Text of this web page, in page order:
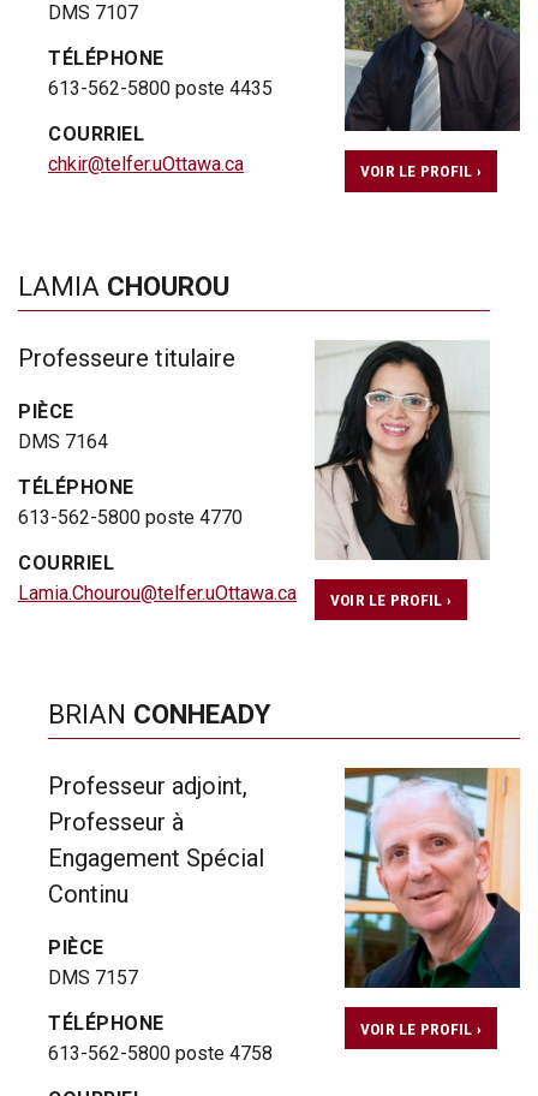
DMS 7107
TÉLÉPHONE
613-562-5800 poste 4435
COURRIEL
chkir@telfer.uOttawa.ca
VOIR LE PROFIL ›
LAMIA CHOUROU
Professeure titulaire
PIÈCE
DMS 7164
TÉLÉPHONE
613-562-5800 poste 4770
COURRIEL
Lamia.Chourou@telfer.uOttawa.ca
VOIR LE PROFIL ›
BRIAN CONHEADY
Professeur adjoint,
Professeur à
Engagement Spécial
Continu
PIÈCE
DMS 7157
TÉLÉPHONE
613-562-5800 poste 4758
VOIR LE PROFIL ›